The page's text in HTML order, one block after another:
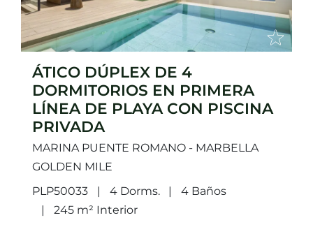
ÁTICO DÚPLEX DE 4
DORMITORIOS EN PRIMERA
LÍNEA DE PLAYA CON PISCINA
PRIVADA
MARINA PUENTE ROMANO - MARBELLA
GOLDEN MILE
PLP50033
4 Dorms.
4 Baños
245 m² Interior